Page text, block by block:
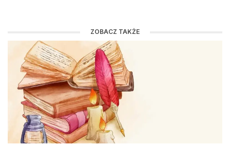
ZOBACZ TAKŻE